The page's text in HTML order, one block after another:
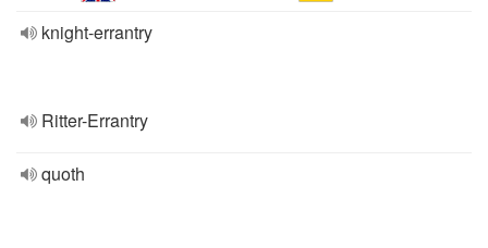
knight-errantry
Ritter-Errantry
quoth